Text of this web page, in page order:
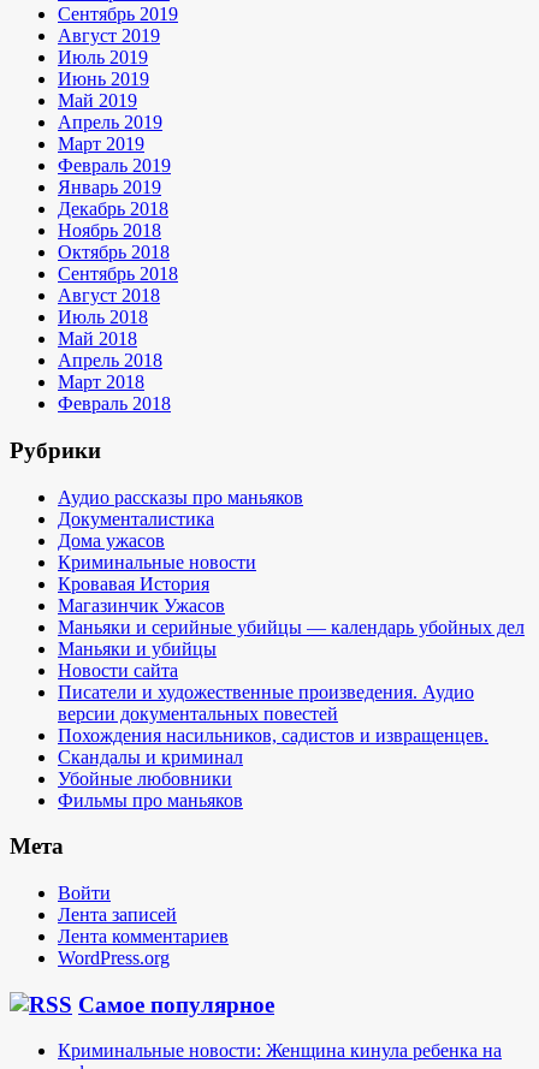
Сентябрь 2019
Август 2019
Июль 2019
Июнь 2019
Май 2019
Апрель 2019
Март 2019
Февраль 2019
Январь 2019
Декабрь 2018
Ноябрь 2018
Октябрь 2018
Сентябрь 2018
Август 2018
Июль 2018
Май 2018
Апрель 2018
Март 2018
Февраль 2018
Рубрики
Аудио рассказы про маньяков
Документалистика
Дома ужасов
Криминальные новости
Кровавая История
Магазинчик Ужасов
Маньяки и серийные убийцы — календарь убойных дел
Маньяки и убийцы
Новости сайта
Писатели и художественные произведения. Аудио
версии документальных повестей
Похождения насильников, садистов и извращенцев.
Скандалы и криминал
Убойные любовники
Фильмы про маньяков
Мета
Войти
Лента записей
Лента комментариев
WordPress.org
Самое популярное
Криминальные новости: Женщина кинула ребенка на